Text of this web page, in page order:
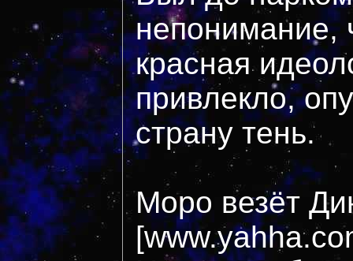
непонимание,
красная
привлекло,
страну тень.
Моро везёт